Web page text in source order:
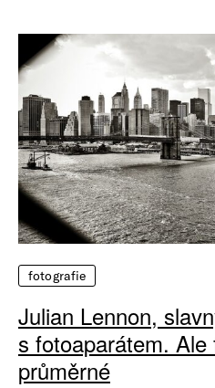
fotografie
Julian Lennon,
s fotoaparátem.
průměrné